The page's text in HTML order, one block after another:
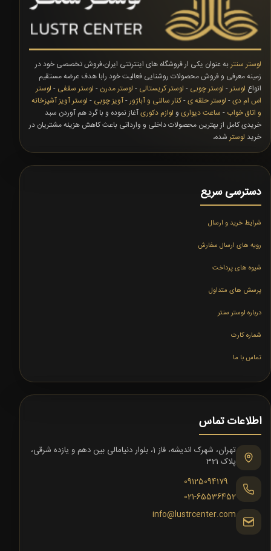
لوستر سنتر به عنوان یکی ار فروشگاه های اینترنتی ایران،فروش تخصصی خود در
زمینه معرفی و فروش محصولات روشنایی فعالیت خود رابا هدف عرضه مستقیم
انواع لوستر - لوستر چوبی - لوستر کریستالی - لوستر مدرن - لوستر سقفی - لوستر
اس ام دی- لوستر حلقه ی-کنار سالنی و آباژور-آویز چوبی - لوستر آویز آشپزخانه
و اتاق خواب - ساعت دیواری و لوازم دکوریآغاز نموده و با گرد هم آوردن سبد
خریدی کامل از بهترین محصولات داخلی و وارداتی باعث کاهش هزینه مشتریان در
خرید لوستر شده،
دسترسی سریع
شرایط خرید و ارسال
رویه های ارسال سفارش
شیوه های پرداخت
پرسش های متداول
درباره لوستر سنتر
شماره کارت
تماس با ما
اطلاعات تماس
تهران، شهرک اندیشه، فاز 1، بلوار دنیامالی بین دهم و یازده شرقی،
پلاک 321
09125094179
021-65536452
info@lustrcenter.com